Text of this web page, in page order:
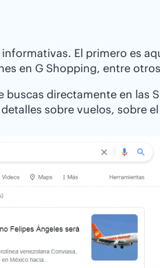
El primero es
en G Shopping, entre
directamente en las
sobre vuelos, sobre